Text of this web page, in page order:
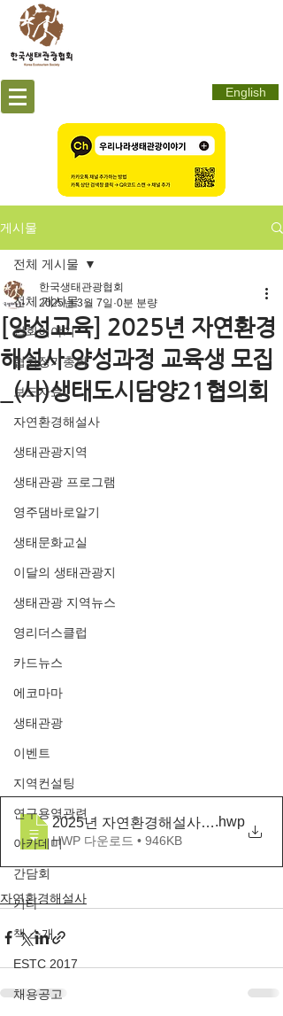
English
게시물
전체 게시물
협회이야기
협회정기총회
보도자료
자연환경해설사
생태관광지역
생태관광 프로그램
영주댐바로알기
생태문화교실
이달의 생태관광지
생태관광 지역뉴스
영리더스클럽
카드뉴스
에코마마
생태관광
이벤트
지역컨설팅
연구용역관련
아카데미
간담회
기타
책 소개
ESTC 2017
채용공고
전체 게시물
[양성교육] 2025년 자연환경
해설사 양성과정 교육생 모집
_(사)생태도시담양21협의회
한국생태관광협회
2025년 3월 7일 0분 분량
2025년 자연환경해설사 기본과정
.hwp
HWP 다운로드 • 946KB
자연환경해설사